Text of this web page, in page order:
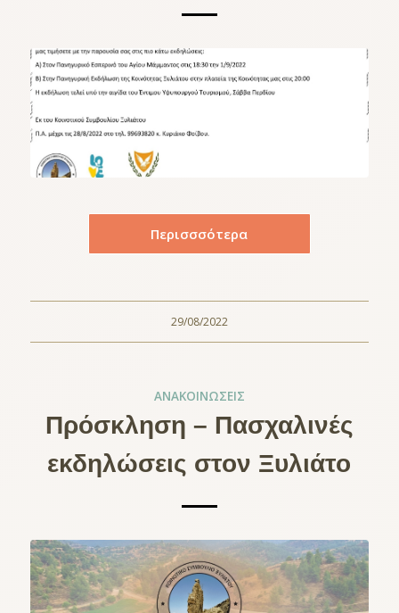
Περισσσότερα
29/08/2022
ΑΝΑΚΟΙΝΏΣΕΙΣ
Πρόσκληση – Πασχαλινές
εκδηλώσεις στον Ξυλιάτο